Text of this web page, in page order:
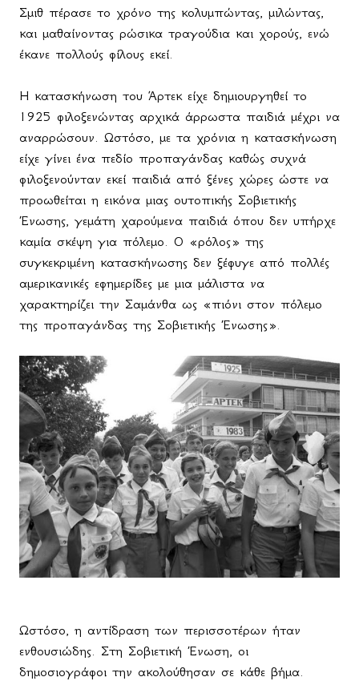
Σμιθ πέρασε το χρόνο της κολυμπώντας, μιλώντας,
και μαθαίνοντας ρώσικα τραγούδια και χορούς, ενώ
έκανε πολλούς φίλους εκεί.
Η κατασκήνωση του Άρτεκ είχε δημιουργηθεί το
1925 φιλοξενώντας αρχικά άρρωστα παιδιά μέχρι να
αναρρώσουν. Ωστόσο, με τα χρόνια η κατασκήνωση
είχε γίνει ένα πεδίο προπαγάνδας καθώς συχνά
φιλοξενούνταν εκεί παιδιά από ξένες χώρες ώστε να
προωθείται η εικόνα μιας ουτοπικής Σοβιετικής
Ένωσης, γεμάτη χαρούμενα παιδιά όπου δεν υπήρχε
καμία σκέψη για πόλεμο. Ο «ρόλος» της
συγκεκριμένη κατασκήνωσης δεν ξέφυγε από πολλές
αμερικανικές εφημερίδες με μια μάλιστα να
χαρακτηρίζει την Σαμάνθα ως «πιόνι στον πόλεμο
της προπαγάνδας της Σοβιετικής Ένωσης».
Ωστόσο, η αντίδραση των περισσοτέρων ήταν
ενθουσιώδης. Στη Σοβιετική Ένωση, οι
δημοσιογράφοι την ακολούθησαν σε κάθε βήμα.